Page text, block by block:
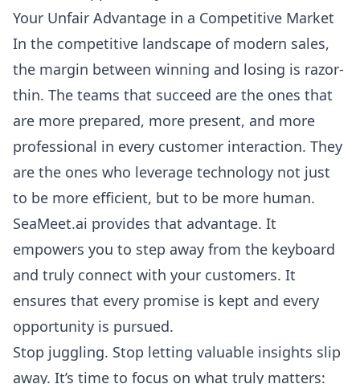
Your Unfair Advantage in a Competitive Market
In the competitive landscape of modern sales,
the margin between winning and losing is razor-
thin. The teams that succeed are the ones that
are more prepared, more present, and more
professional in every customer interaction. They
are the ones who leverage technology not just
to be more efficient, but to be more human.
SeaMeet.ai provides that advantage. It
empowers you to step away from the keyboard
and truly connect with your customers. It
ensures that every promise is kept and every
opportunity is pursued.
Stop juggling. Stop letting valuable insights slip
away. It’s time to focus on what truly matters: